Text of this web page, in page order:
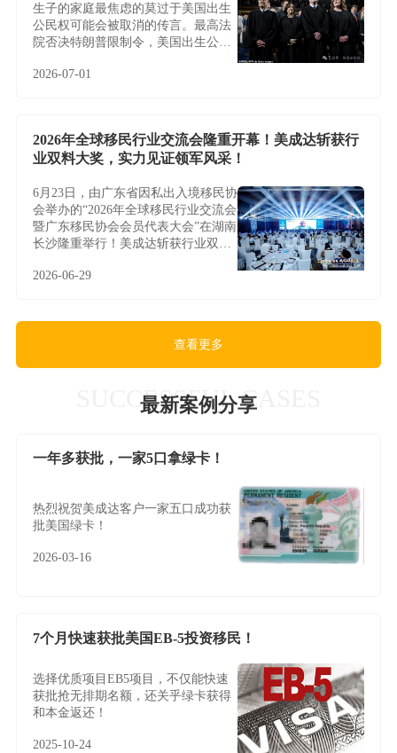
生子的家庭最焦虑的莫过于美国出生
公民权可能会被取消的传言。最高法
院否决特朗普限制令，美国出生公民
2026-07-01
2026年全球移民行业交流会隆重开幕！美成达斩获行
业双料大奖，实力见证领军风采！
6月23日，由广东省因私出入境移民协
会举办的“2026年全球移民行业交流会
暨广东移民协会会员代表大会”在湖南
长沙隆重举行！美成达斩获行业双料
2026-06-29
查看更多
SUCCESSFUL CASES
最新案例分享
一年多获批，一家5口拿绿卡！
热烈祝贺美成达客户一家五口成功获
批美国绿卡！
2026-03-16
7个月快速获批美国EB-5投资移民！
选择优质项目EB5项目，不仅能快速
获批抢无排期名额，还关乎绿卡获得
和本金返还！
2025-10-24